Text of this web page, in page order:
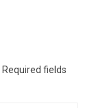
Required fields